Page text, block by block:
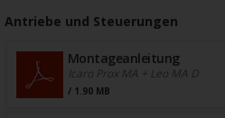
Antriebe und Steuerungen
Montageanleitung
Icaro Prox MA + Leo MA D
/ 1.90 MB